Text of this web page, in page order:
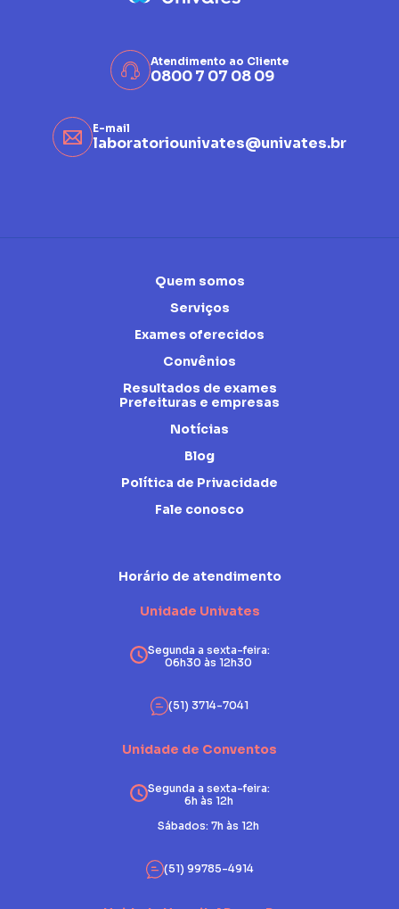
Atendimento ao Cliente
0800 7 07 08 09
E-mail
laboratoriounivates@univates.br
Quem somos
Serviços
Exames oferecidos
Convênios
Resultados de exames
Prefeituras e empresas
Notícias
Blog
Política de Privacidade
Fale conosco
Horário de atendimento
Unidade Univates
Segunda a sexta-feira:
06h30 às 12h30
(51) 3714-7041
Unidade de Conventos
Segunda a sexta-feira:
6h às 12h
Sábados: 7h às 12h
(51) 99785-4914